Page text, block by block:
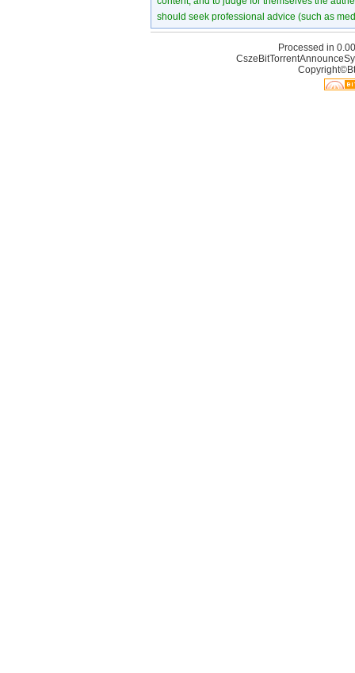
should seek professional advice (such as
Processed in